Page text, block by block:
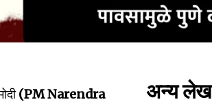
(PM Narendra
अन्य लेख